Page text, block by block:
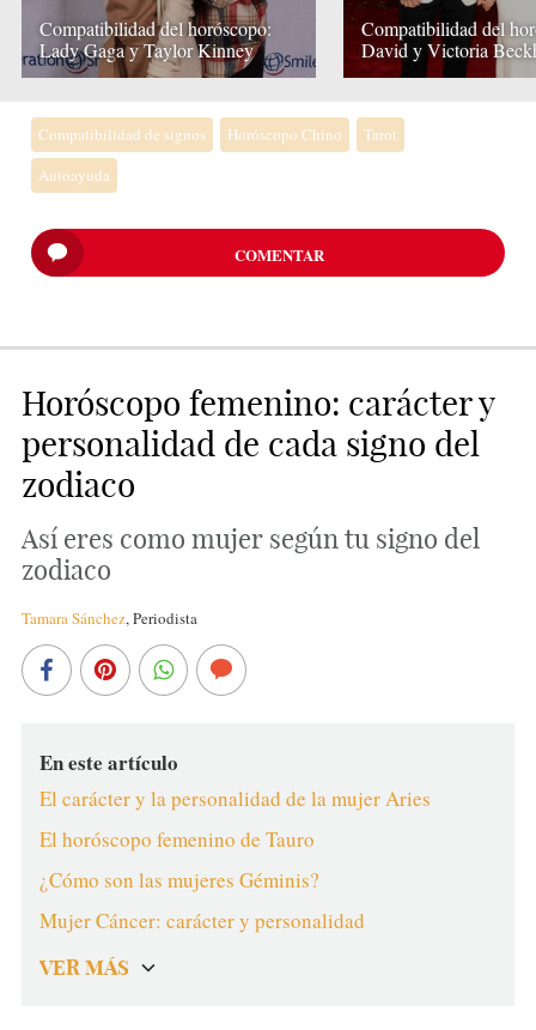
Compatibilidad del horóscopo:
Lady Gaga y Taylor Kinney
Compatibilidad del
David y Victoria
Compatibilidad de signos Horóscopo Chino
Tarot
Autoayuda
COMENTAR
Horóscopo femenino: carácter y
personalidad de cada signo del
zodiaco
Así eres como mujer según tu signo del
zodiaco
Tamara Sánchez,Periodista
En este artículo
El carácter y la personalidad de la mujer Aries
El horóscopo femenino de Tauro
¿Cómo son las mujeres Géminis?
Mujer Cáncer: carácter y personalidad